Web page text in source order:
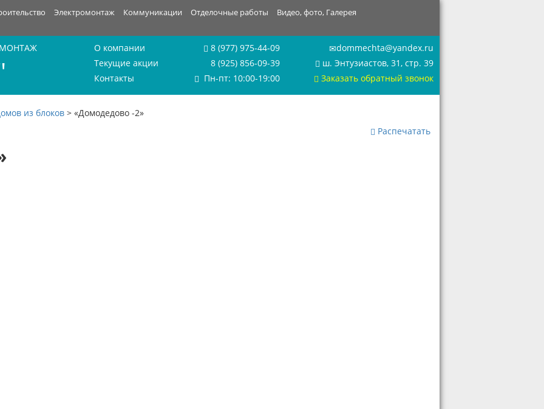
Электромонтаж Коммуникации Отделочные работы Видео, фото, Галерея
МОНТАЖ
О компании
Текущие акции
Контакты
8 (977) 975-44-09
8 (925) 856-09-39
Пн-пт: 10:00-19:00
dommechta@yandex.ru
ш. Энтузиастов, 31, стр. 39
Заказать обратный звонок
из блоков > «Домодедово -2»
Распечатать